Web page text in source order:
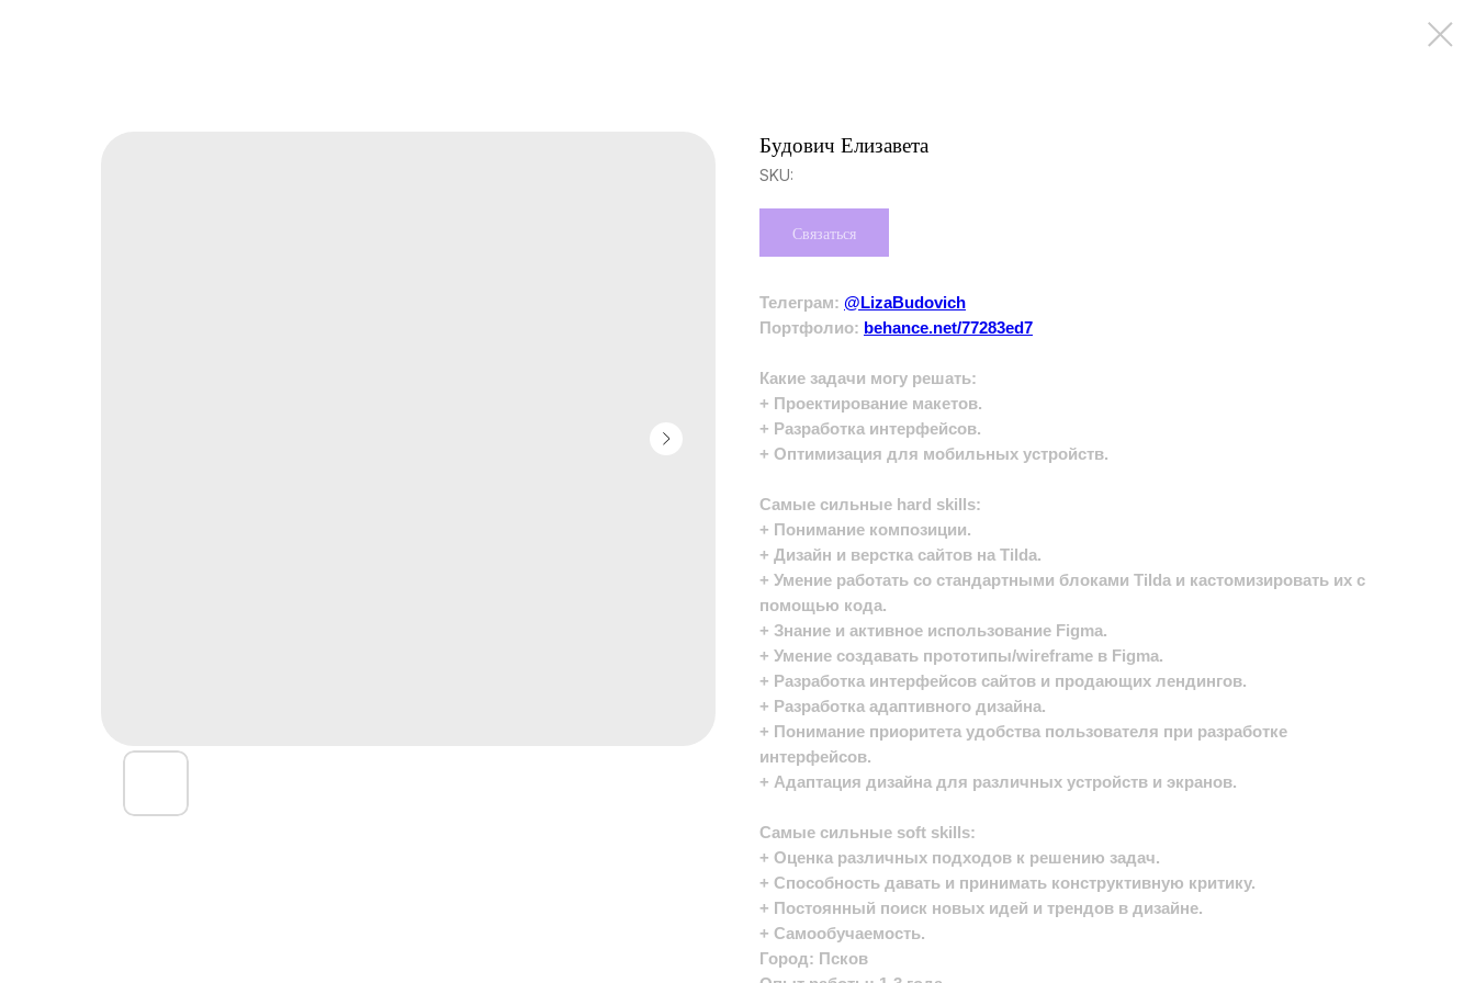
Будович Елизавета
SKU:
Связаться
Телеграм: @LizaBudovich
Портфолио: behance.net/77283ed7
Какие задачи могу решать:
+ Проектирование макетов.
+ Разработка интерфейсов.
+ Оптимизация для мобильных устройств.
Самые сильные hard skills:
+ Понимание композиции.
+ Дизайн и верстка сайтов на Tilda.
+ Умение работать со стандартными блоками Tilda и кастомизировать их с
помощью кода.
+ Знание и активное использование Figma.
+ Умение создавать прототипы/wireframe в Figma.
+ Разработка интерфейсов сайтов и продающих лендингов.
+ Разработка адаптивного дизайна.
+ Понимание приоритета удобства пользователя при разработке
интерфейсов.
+ Адаптация дизайна для различных устройств и экранов.
Самые сильные soft skills:
+ Оценка различных подходов к решению задач.
+ Способность давать и принимать конструктивную критику.
+ Постоянный поиск новых идей и трендов в дизайне.
+ Самообучаемость.
Город: Псков